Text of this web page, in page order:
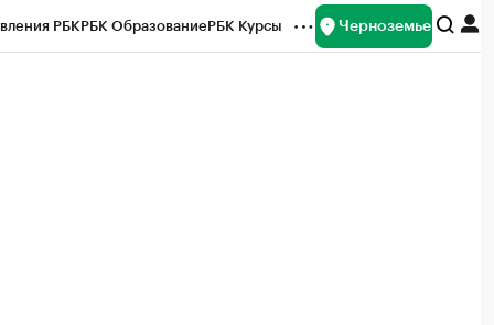
РБКРБК ОбразованиеРБК Курсы Черноземье